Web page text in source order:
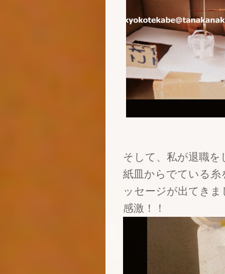
そして、私が退職
紙皿からでている
ッセージが出てき
感激！！